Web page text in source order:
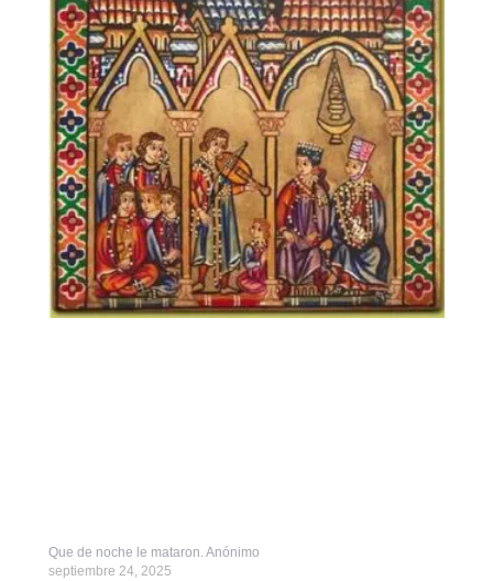
Que de noche le mataron. Anónimo
septiembre 24, 2025